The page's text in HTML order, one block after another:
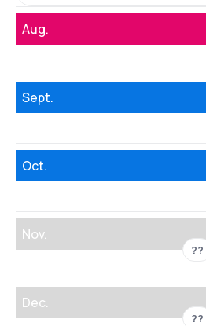
Aug.
Sept.
Oct.
Nov.
??
Dec.
??